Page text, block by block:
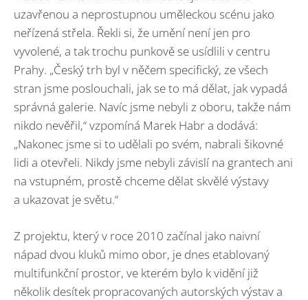
uzavřenou a neprostupnou uměleckou scénu jako
neřízená střela. Řekli si, že umění není jen pro
vyvolené, a tak trochu punkově se usídlili v centru
Prahy. „Český trh byl v něčem specifický, ze všech
stran jsme poslouchali, jak se to má dělat, jak vypadá
správná galerie. Navíc jsme nebyli z oboru, takže nám
nikdo nevěřil,“ vzpomíná Marek Habr a dodává:
„Nakonec jsme si to udělali po svém, nabrali šikovné
lidi a otevřeli. Nikdy jsme nebyli závislí na grantech ani
na vstupném, prostě chceme dělat skvělé výstavy
a ukazovat je světu.“
Z projektu, který v roce 2010 začínal jako naivní
nápad dvou kluků mimo obor, je dnes etablovaný
multifunkční prostor, ve kterém bylo k vidění již
několik desítek propracovaných autorských výstav a